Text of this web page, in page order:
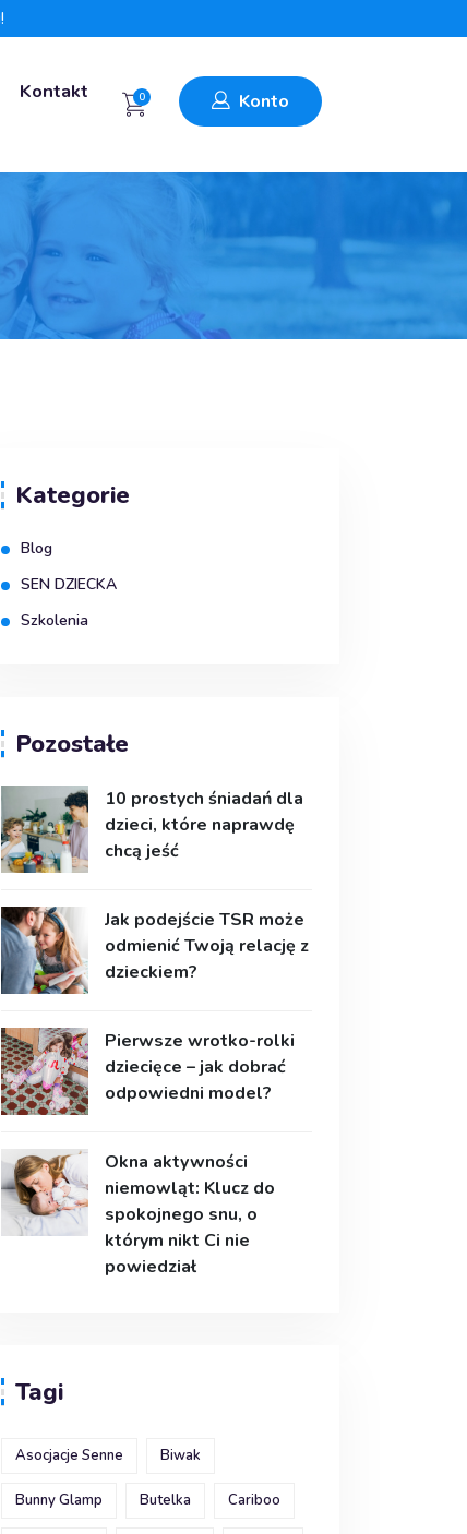
Kontakt 0 Konto
Kategorie
Blog
SEN DZIECKA
Szkolenia
Pozostałe
10 prostych śniadań dla
dzieci, które naprawdę
chcą jeść
Jak podejście TSR może
odmienić Twoją relację z
dzieckiem?
Pierwsze wrotko-rolki
dziecięce – jak dobrać
odpowiedni model?
Okna aktywności
niemowląt: Klucz do
spokojnego snu, o
którym nikt Ci nie
powiedział
Tagi
Asocjacje Senne Biwak
Bunny Glamp Butelka Cariboo